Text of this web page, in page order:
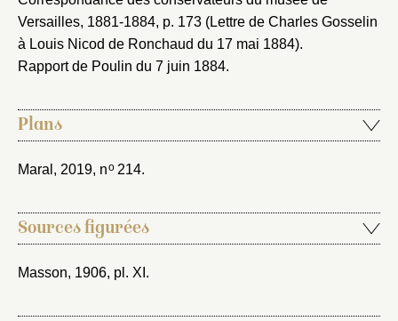
Versailles, 1881-1884, p. 173 (Lettre de Charles Gosselin
à Louis Nicod de Ronchaud du 17 mai 1884).
Rapport de Poulin du 7 juin 1884.
Plans
Maral, 2019, no214.
Sources figurées
Masson, 1906, pl. XI.